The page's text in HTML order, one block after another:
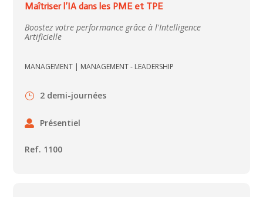
Maîtriser l’IA dans les PME et TPE
Boostez votre performance grâce à l'Intelligence
Artificielle
MANAGEMENT | MANAGEMENT - LEADERSHIP
2 demi-journées
Présentiel
Ref. 1100